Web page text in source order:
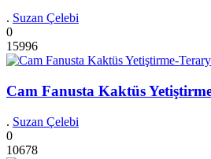
. Suzan Çelebi
0
15996
Cam Fanusta Kaktüs
. Suzan Çelebi
0
10678